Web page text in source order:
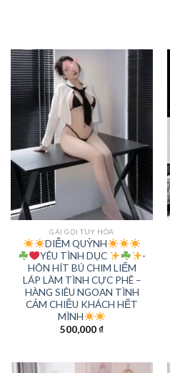
GÁI GỌI TUY HÒA
DIỄM QUỲNH
YÊU TÌNH DỤC
-
HÔN HÍT BÚ CHIM LIẾM
LÁP LÀM TÌNH CỰC PHÊ –
HÀNG SIÊU NGOAN TÌNH
CẢM CHIỀU KHÁCH HẾT
MÌNH
500,000₫